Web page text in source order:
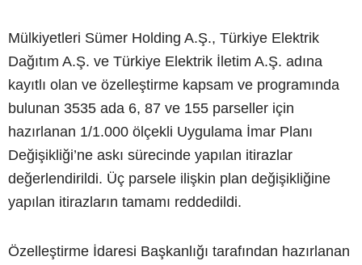
Mülkiyetleri Sümer Holding A.Ş., Türkiye Elektrik
Dağıtım A.Ş. ve Türkiye Elektrik İletim A.Ş. adına
kayıtlı olan ve özelleştirme kapsam ve programında
bulunan 3535 ada 6, 87 ve 155 parseller için
hazırlanan 1/1.000 ölçekli Uygulama İmar Planı
Değişikliği’ne askı sürecinde yapılan itirazlar
değerlendirildi. Üç parsele ilişkin plan değişikliğine
yapılan itirazların tamamı reddedildi.
Özelleştirme İdaresi Başkanlığı tarafından hazırlanan